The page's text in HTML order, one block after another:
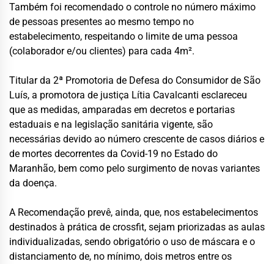
Também foi recomendado o controle no número máximo
de pessoas presentes ao mesmo tempo no
estabelecimento, respeitando o limite de uma pessoa
(colaborador e/ou clientes) para cada 4m².
Titular da 2ª Promotoria de Defesa do Consumidor de São
Luís, a promotora de justiça Lítia Cavalcanti esclareceu
que as medidas, amparadas em decretos e portarias
estaduais e na legislação sanitária vigente, são
necessárias devido ao número crescente de casos diários e
de mortes decorrentes da Covid-19 no Estado do
Maranhão, bem como pelo surgimento de novas variantes
da doença.
A Recomendação prevê, ainda, que, nos estabelecimentos
destinados à prática de crossfit, sejam priorizadas as aulas
individualizadas, sendo obrigatório o uso de máscara e o
distanciamento de, no mínimo, dois metros entre os